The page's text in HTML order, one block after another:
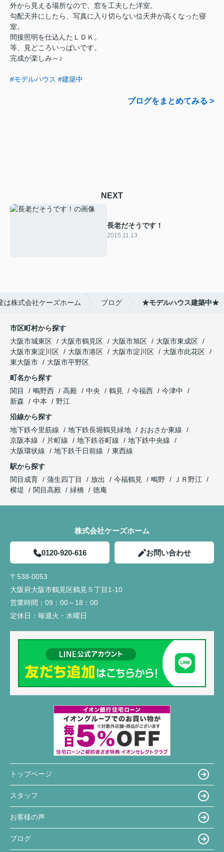
外から見える場所なので、窓を工夫した洋室。
勾配天井にしたら、写真に入り切らない位天井が高くなった寝
室。
間接照明を仕込んたＬＤＫ。
等、見どころいっぱいです。
完成が楽しみ～♪
#モデルハウス #建築中
ブログをまとめてみる >
NEXT
長老だそうです！
2015.11.13
は株式会社ケーズホーム ブログ ★モデルハウス建築中★
市区町村から探す
大阪市城東区
大阪市鶴見区 大阪市旭区
大阪市東成区
大阪市東淀川区
大阪市港区 大阪市淀川区
大阪市此花区
東大阪市
大阪市平野区
町名から探す
関目
鴫野西 高殿 中央 鶴見 今福西
今津中
新森
中本
野江
沿線から探す
地下鉄今里筋線
地下鉄長堀鶴見緑地
おおさか東線
京阪本線
片町線 地下鉄谷町線
地下鉄中央線
大阪環状線
地下鉄千日前線
東西線
駅から探す
関目成育
蒲生四丁目 放出 今福鶴見 鴫野
ＪＲ野江
横堤
関目高殿 緑橋 徳庵
株式会社ケーズホーム
0120-920-616 お問い合わせ
〒538-0053
大阪府大阪市鶴見区鶴見５丁目1-10
営業時間： 09：00～18：00
定休日： 毎週火・水曜日
トップページ
スタッフ
お客様の声
ブログ